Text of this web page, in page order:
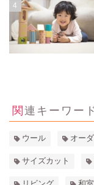
4
関連キーワー
ウール オー
サイズカット